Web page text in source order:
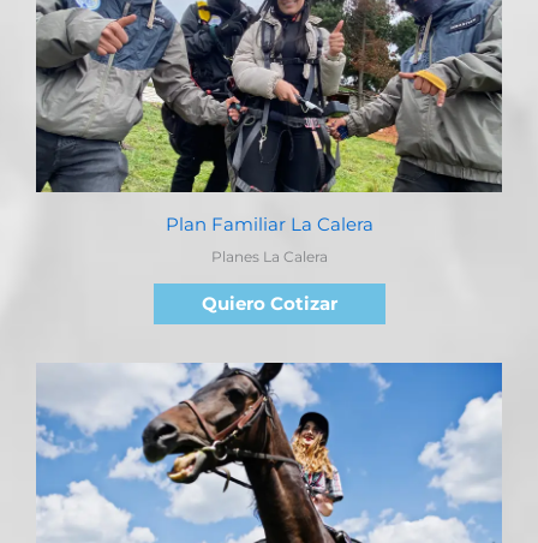
Plan Familiar La Calera
Planes La Calera
Quiero Cotizar